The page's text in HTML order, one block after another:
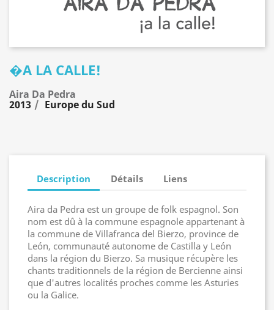
�A LA CALLE!
Aira Da Pedra
2013 Europe du Sud
Description Détails Liens
Aira da Pedra est un groupe de folk espagnol. Son
nom est dû à la commune espagnole appartenant à
la commune de Villafranca del Bierzo, province de
León, communauté autonome de Castilla y León
dans la région du Bierzo. Sa musique récupère les
chants traditionnels de la région de Bercienne ainsi
que d'autres localités proches comme les Asturies
ou la Galice.